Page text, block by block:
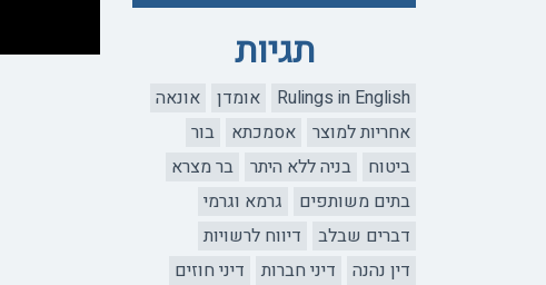
תגיות
Rulings in English אומדן
אונאה
אחריות למוצר
אסמכתא
בור
ביטוח
בניה ללא היתר
בר מצרא
בתים משותפים
גרמא וגרמי
דברים שבלב
דיווח לרשויות
דין נהנה
דיני חברות
דיני חוזים